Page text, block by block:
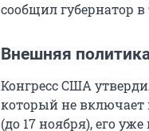
сообщил губернатор в
Внешняя
Конгресс США
который не включает
(до 17 ноября), его